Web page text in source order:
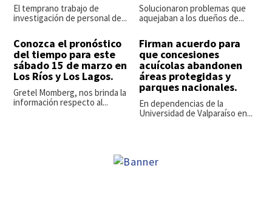
El temprano trabajo de
investigación de personal de...
Solucionaron problemas que
aquejaban a los dueños de...
Conozca el pronóstico
del tiempo para este
sábado 15 de marzo en
Los Ríos y Los Lagos.
Gretel Momberg, nos brinda la
información respecto al...
Firman acuerdo para
que concesiones
acuícolas abandonen
áreas protegidas y
parques nacionales.
En dependencias de la
Universidad de Valparaíso en...